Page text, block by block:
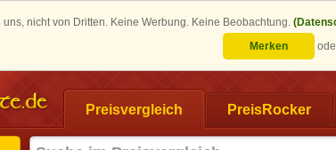
nicht von Dritten. Keine Werbung. Keine Beobachtung.
Merken
Preisvergleich PreisRocker